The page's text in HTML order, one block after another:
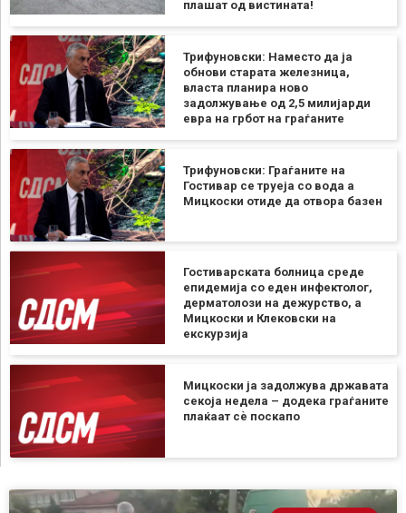
плашат од вистината!
Трифуновски: Наместо да ја
обнови старата железница,
власта планира ново
задолжување од 2,5 милијарди
евра на грбот на граѓаните
Трифуновски: Граѓаните на
Гостивар се труеја со вода а
Мицкоски отиде да отвора базен
Гостиварската болница среде
епидемија со еден инфектолог,
дерматолози на дежурство, а
Мицкоски и Клековски на
екскурзија
Мицкоски ја задолжува државата
секоја недела – додека граѓаните
плаќаат сѐ поскапо